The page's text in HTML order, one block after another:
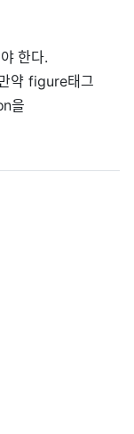
한다.
약 figure태그
을